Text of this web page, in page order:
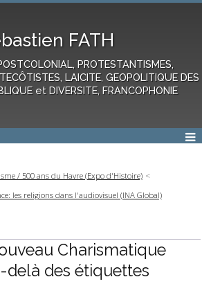
FATH
PROTESTANTISMES,
LAICITE, GEOPOLITIQUE DES
et DIVERSITE, FRANCOPHONIE
/ 500 ans du Havre (Expo d'Histoire)
les religions dans l'audiovisuel (INA Global)
Charismatique
des étiquettes